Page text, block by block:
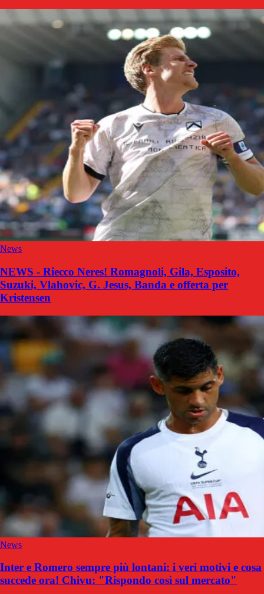
News
NEWS - Riecco Neres! Romagnoli, Gila, Esposito,
Suzuki, Vlahovic, G. Jesus, Banda e offerta per
Kristensen
News
Inter e Romero sempre più lontani: i veri motivi e cosa
succede ora! Chivu: "Rispondo così sul mercato"